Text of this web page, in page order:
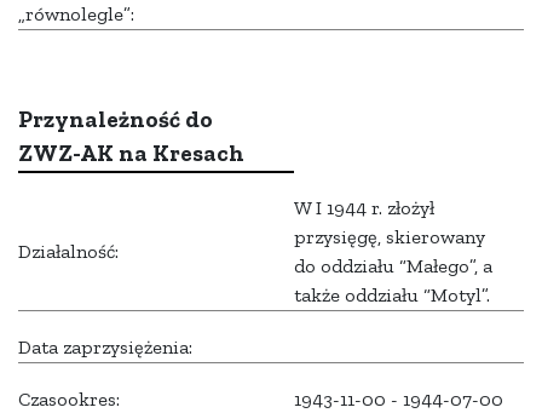
„równolegle”:
Przynależność do
ZWZ-AK na Kresach
Działalność:
W I 1944 r. złożył
przysięgę, skierowany
do oddziału “Małego”, a
także oddziału “Motyl”.
Data zaprzysiężenia:
Czasookres: 1943-11-00 - 1944-07-00